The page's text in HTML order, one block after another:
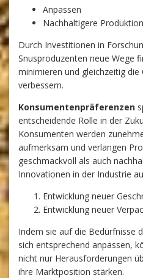
Anpassen
Nachhaltigere
Durch Investitionen in
Snusproduzenten neue Wege
minimieren und gleichzeitig
verbessern.
Konsumentenpräferenzen
entscheidende Rolle in der
Konsumenten werden
aufmerksam und verlangen
geschmackvoll als auch
Innovationen in der Industrie
Entwicklung neuer
Entwicklung neuer
Indem sie auf die Bedürfnisse
sich entsprechend anpassen,
nicht nur Herausforderungen
ihre Marktposition stärken.